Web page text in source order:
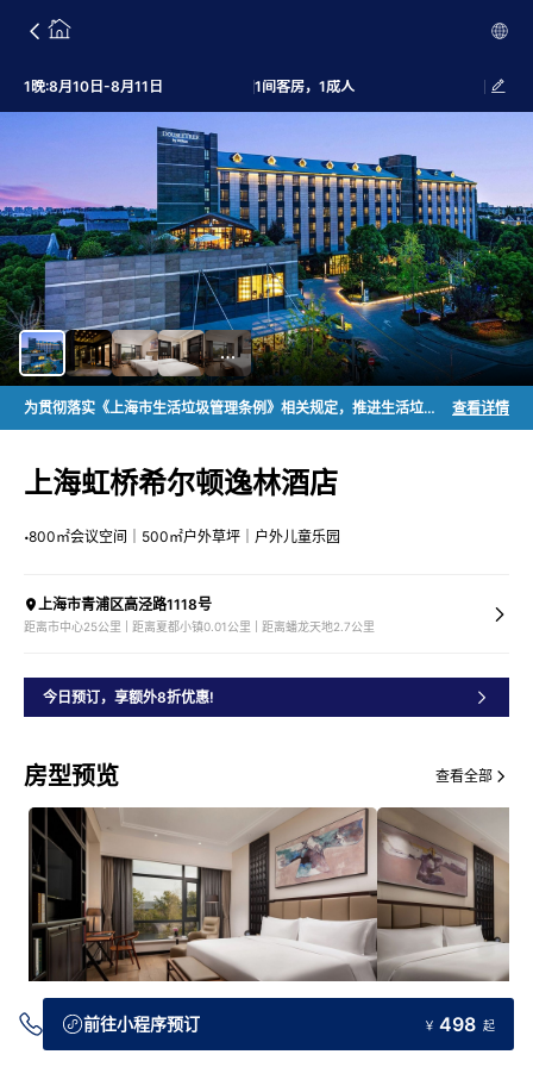
1晚:8月10日-8月11日 1间客房，1成人
为贯彻落实《上海市生活垃圾管理条例》相关规定，推进生活垃圾源头减量，上海市文化和旅游局特制定《关于本市旅游住宿业不主动提供客房一次性日用品的实施意见》，2019年7月1日起，上海市旅游住宿业将不再主动提供牙刷、梳子、浴擦、剃须刀、指甲锉、鞋擦这些一次性日用品。若需要可咨询酒店。 查看详情
上海虹桥希尔顿逸林酒店
800㎡会议空间｜500㎡户外草坪｜户外儿童乐园
上海市青浦区高泾路1118号
距离市中心25公里 | 距离夏都小镇0.01公里 | 距离蟠龙天地2.7公里
今日预订，享额外8折优惠!
房型预览 查看全部
前往小程序预订 ￥ 498 起